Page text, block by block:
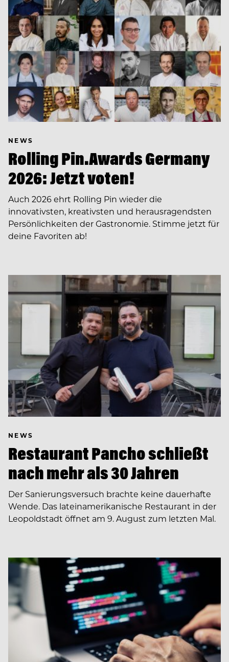
NEWS
Rolling Pin.Awards Germany
2026: Jetzt voten!
Auch 2026 ehrt Rolling Pin wieder die
innovativsten, kreativsten und herausragendsten
Persönlichkeiten der Gastronomie. Stimme jetzt für
deine Favoriten ab!
NEWS
Restaurant Pancho schließt
nach mehr als 30 Jahren
Der Sanierungsversuch brachte keine dauerhafte
Wende. Das lateinamerikanische Restaurant in der
Leopoldstadt öffnet am 9. August zum letzten Mal.